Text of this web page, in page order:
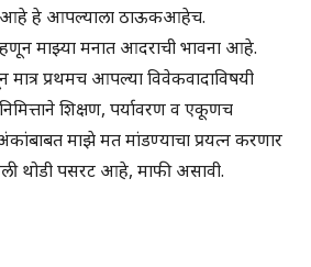
आहे हे आपल्याला ठाऊकआहेच.
माझ्या मनात आदराची भावना आहे.
प्रथमच आपल्या विवेकवादाविषयी
शिक्षण, पर्यावरण व एकूणच
माझे मत मांडण्याचा प्रयत्न करणार
थोडी पसरट आहे, माफी असावी.